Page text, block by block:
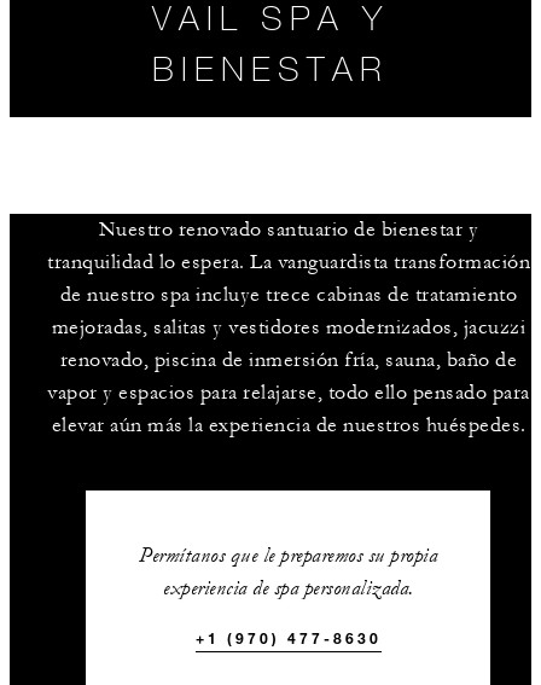
VAIL SPA Y
BIENESTAR
HORARIO
LO MÁS
SOLICITADO
SERVICIOS DE
SPA
Nuestro renovado santuario de bienestar y
tranquilidad lo espera. La vanguardista transformación
de nuestro spa incluye trece cabinas de tratamiento
mejoradas, salitas y vestidores modernizados, jacuzzi
renovado, piscina de inmersión fría, sauna, baño de
vapor y espacios para relajarse, todo ello pensado para
elevar aún más la experiencia de nuestros huéspedes.
Permítanos que le preparemos su propia
experiencia de spa personalizada.
+1 (970) 477-8630